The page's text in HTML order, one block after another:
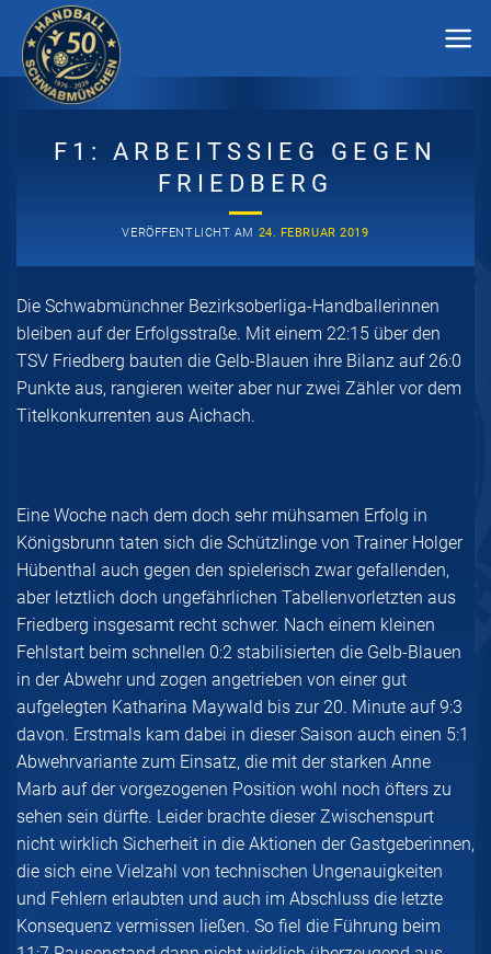
Inhalt
springen
F1: ARBEITSSIEG GEGEN
FRIEDBERG
VERÖFFENTLICHT AM 24. FEBRUAR 2019
Die Schwabmünchner Bezirksoberliga-Handballerinnen
bleiben auf der Erfolgsstraße. Mit einem 22:15 über den
TSV Friedberg bauten die Gelb-Blauen ihre Bilanz auf 26:0
Punkte aus, rangieren weiter aber nur zwei Zähler vor dem
Titelkonkurrenten aus Aichach.
Eine Woche nach dem doch sehr mühsamen Erfolg in
Königsbrunn taten sich die Schützlinge von Trainer Holger
Hübenthal auch gegen den spielerisch zwar gefallenden,
aber letztlich doch ungefährlichen Tabellenvorletzten aus
Friedberg insgesamt recht schwer. Nach einem kleinen
Fehlstart beim schnellen 0:2 stabilisierten die Gelb-Blauen
in der Abwehr und zogen angetrieben von einer gut
aufgelegten Katharina Maywald bis zur 20. Minute auf 9:3
davon. Erstmals kam dabei in dieser Saison auch einen 5:1
Abwehrvariante zum Einsatz, die mit der starken Anne
Marb auf der vorgezogenen Position wohl noch öfters zu
sehen sein dürfte. Leider brachte dieser Zwischenspurt
nicht wirklich Sicherheit in die Aktionen der Gastgeberinnen,
die sich eine Vielzahl von technischen Ungenauigkeiten
und Fehlern erlaubten und auch im Abschluss die letzte
Konsequenz vermissen ließen. So fiel die Führung beim